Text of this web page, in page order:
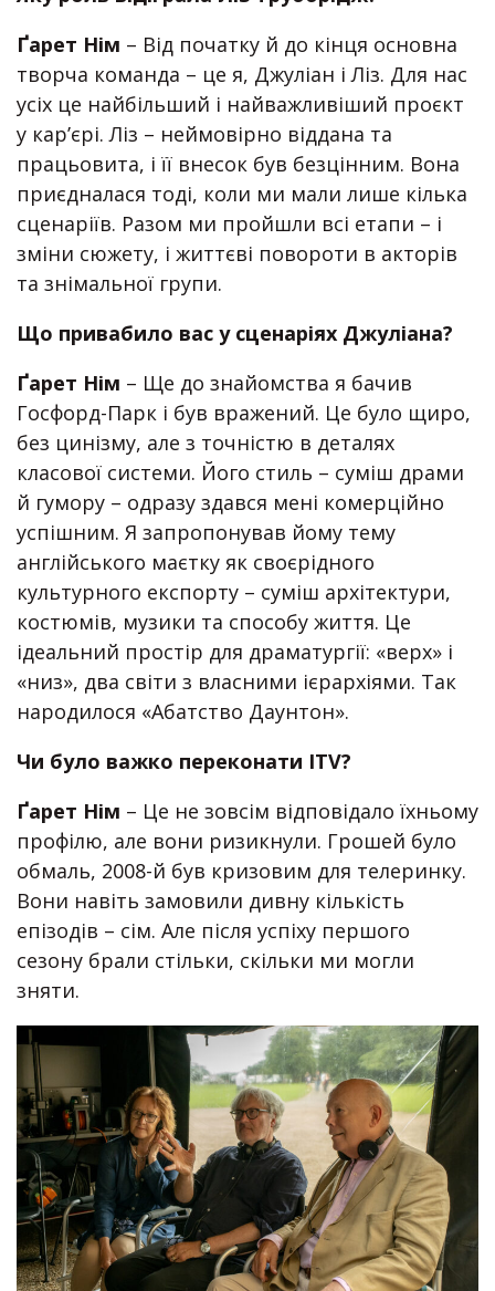
Ґарет Нім – Від початку й до кінця основна
творча команда – це я, Джуліан і Ліз. Для нас
усіх це найбільший і найважливіший проєкт
у кар’єрі. Ліз – неймовірно віддана та
працьовита, і її внесок був безцінним. Вона
приєдналася тоді, коли ми мали лише кілька
сценаріїв. Разом ми пройшли всі етапи – і
зміни сюжету, і життєві повороти в акторів
та знімальної групи.
Що привабило вас у сценаріях Джуліана?
Ґарет Нім – Ще до знайомства я бачив
Госфорд-Парк і був вражений. Це було щиро,
без цинізму, але з точністю в деталях
класової системи. Його стиль – суміш драми
й гумору – одразу здався мені комерційно
успішним. Я запропонував йому тему
англійського маєтку як своєрідного
культурного експорту – суміш архітектури,
костюмів, музики та способу життя. Це
ідеальний простір для драматургії: «верх» і
«низ», два світи з власними ієрархіями. Так
народилося «Абатство Даунтон».
Чи було важко переконати ITV?
Ґарет Нім – Це не зовсім відповідало їхньому
профілю, але вони ризикнули. Грошей було
обмаль, 2008-й був кризовим для телеринку.
Вони навіть замовили дивну кількість
епізодів – сім. Але після успіху першого
сезону брали стільки, скільки ми могли
зняти.